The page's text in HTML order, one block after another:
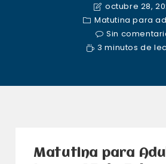
octubre 28,
Matutina para
Sin
3 minutos de
Matutina para